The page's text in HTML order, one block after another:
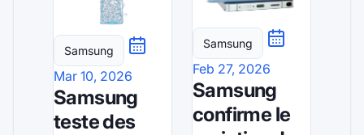
Samsung
Mar 10, 2026
Samsung
teste des
Samsung
Feb 27, 2026
Samsung
confirme le